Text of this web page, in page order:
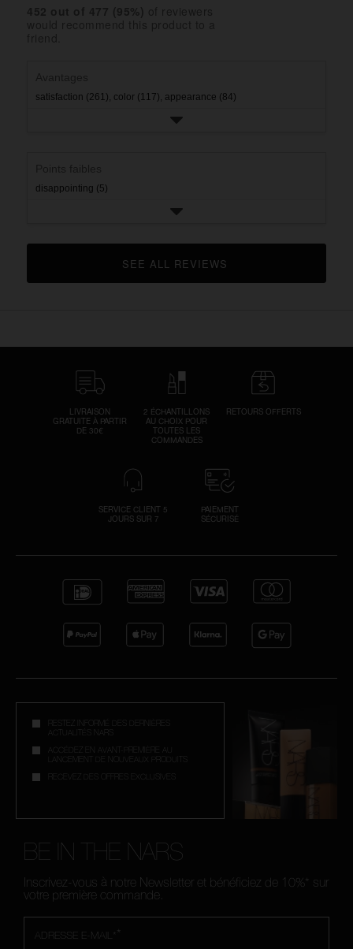
satisfaction (261), color (117), appearance (84)
disappointing (5)
CLICK TO GO TO ALL REVIEWS
LIVRAISON
GRATUITE À PARTIR
DE 30€
2 ÉCHANTILLONS
AU CHOIX POUR
TOUTES LES
COMMANDES
RETOURS OFFERTS
SERVICE CLIENT 5
JOURS SUR 7
PAIEMENT
SÉCURISÉ
RESTEZ INFORMÉ DES DERNIÈRES
ACTUALITÉS NARS
ACCÉDEZ EN AVANT-PREMIÈRE AU
LANCEMENT DE NOUVEAUX PRODUITS
RECEVEZ DES OFFRES EXCLUSIVES
BE IN THE NARS
Inscrivez-vous à notre Newsletter et bénéficiez de 10%* sur
votre première commande.
*
ADRESSE E-MAIL*